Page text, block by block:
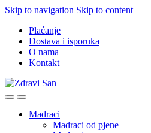
Skip to navigation Skip to content
Plaćanje
Dostava i isporuka
O nama
Kontakt
Madraci
Madraci od pjene